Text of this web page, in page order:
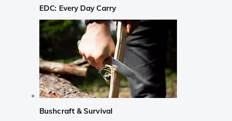
EDC: Every Day Carry
Bushcraft & Survival